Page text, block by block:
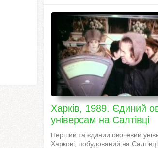
Харків, 1989. Єдиний
універсам на Салтівці
Перший та єдиний овочевий
Харкові, побудований на Салтівці.